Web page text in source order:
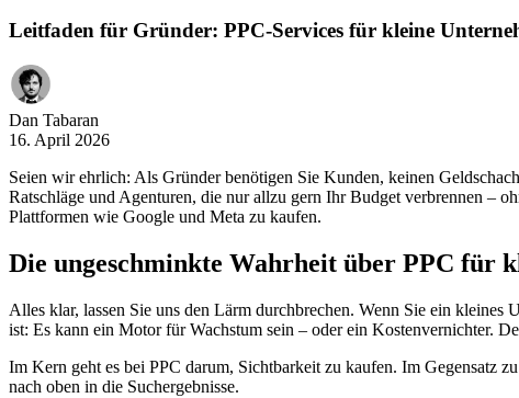
Leitfaden für Gründer: PPC-Services für kleine
Dan Tabaran
16. April 2026
Seien wir ehrlich: Als Gründer benötigen Sie Kunden, keinen
Ratschläge und Agenturen, die nur allzu gern Ihr Budget verbrennen –
Plattformen wie Google und Meta zu kaufen.
Die ungeschminkte Wahrheit über PPC für
Alles klar, lassen Sie uns den Lärm durchbrechen. Wenn Sie ein
ist: Es kann ein Motor für Wachstum sein – oder ein Kostenvernichter.
Im Kern geht es bei PPC darum, Sichtbarkeit zu kaufen. Im Gegensatz
nach oben in die Suchergebnisse.